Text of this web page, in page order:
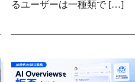
るユーザーは一種類で […]